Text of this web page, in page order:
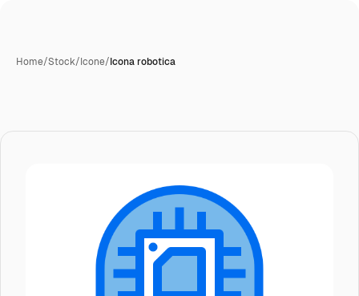
Home/Stock/Icone/Icona robotica